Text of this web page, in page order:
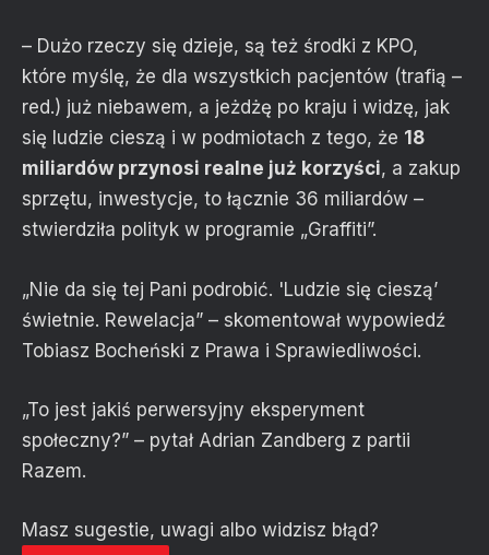
– Dużo rzeczy się dzieje, są też środki z KPO,
które myślę, że dla wszystkich pacjentów (trafią –
red.) już niebawem, a jeżdżę po kraju i widzę, jak
się ludzie cieszą i w podmiotach z tego, że 18
miliardów przynosi realne już korzyści, a zakup
sprzętu, inwestycje, to łącznie 36 miliardów –
stwierdziła polityk w programie „Graffiti”.
„Nie da się tej Pani podrobić. 'Ludzie się cieszą’
świetnie. Rewelacja” – skomentował wypowiedź
Tobiasz Bocheński z Prawa i Sprawiedliwości.
„To jest jakiś perwersyjny eksperyment
społeczny?” – pytał Adrian Zandberg z partii
Razem.
Masz sugestie, uwagi albo widzisz błąd?